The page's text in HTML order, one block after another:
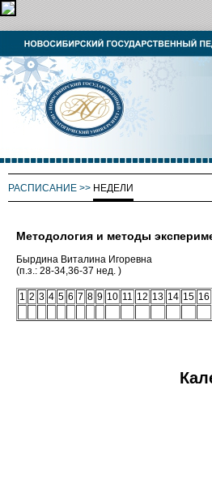
РАСПИСАНИЕ >> НЕДЕЛИ
Методология и методы
Бырдина Виталина Игоревна
(п.з.: 28-34,36-37 нед. )
1 2 3 4 5 6 7 8 9 10 11 12 13 14 15 16